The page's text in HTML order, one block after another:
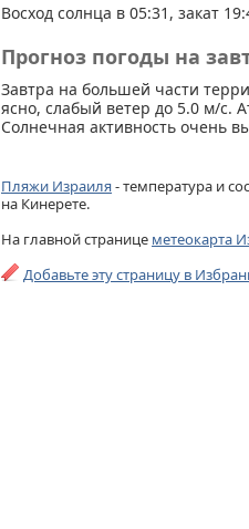
Восход солнца в 05:31, закат
Прогноз погоды на
Завтра на большей части
ясно, слабый ветер до 5.0 м/с.
Солнечная активность очень
Пляжи Израиля- температура и
на Кинерете.
На главной странице метеокарта
Добавьте эту страницу в